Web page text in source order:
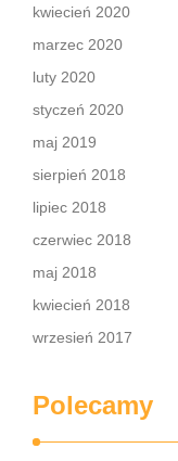
kwiecień 2020
marzec 2020
luty 2020
styczeń 2020
maj 2019
sierpień 2018
lipiec 2018
czerwiec 2018
maj 2018
kwiecień 2018
wrzesień 2017
Polecamy